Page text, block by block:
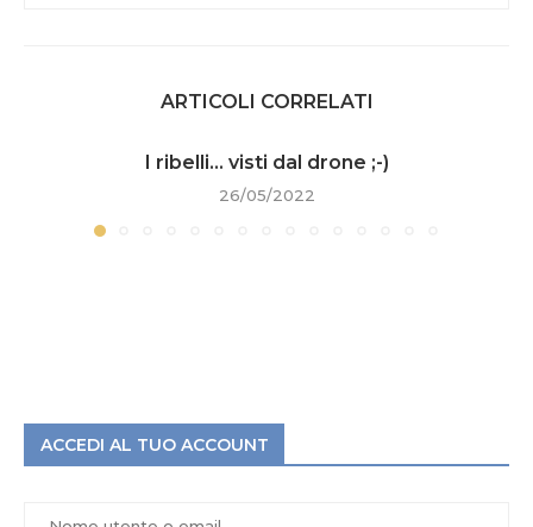
ARTICOLI CORRELATI
I ribelli… visti dal drone ;-)
26/05/2022
ACCEDI AL TUO ACCOUNT